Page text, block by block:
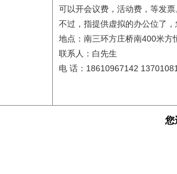
可以开会议费，活动费，等发票
不过，指提供虚拟的办公位了
地点：南三环方庄桥南400米方
联系人：白先生
电 话：18610967142